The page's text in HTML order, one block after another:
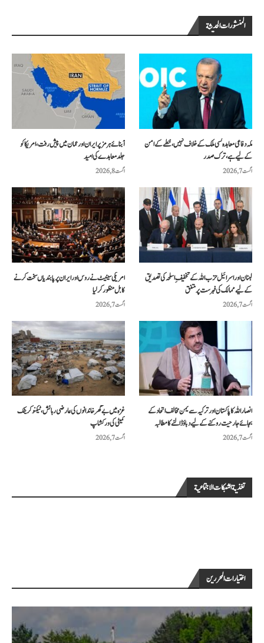
المنشورات الحديثة
آبنائے ہرمز پر ایران اور عمان میں پیش رفت، امریکا کو
جلد معاہدے کی امید
اگست 8, 2026
مکہ دفاعی معاہدہ کسی ملک کے خلاف نہیں، خطے کے امن
کے لیے ہے، ترک صدر
اگست 7, 2026
امریکی سینیٹ نے روس اور ایران پر پابندیاں سخت کرنے
کا بل منظور کرلیا
اگست 7, 2026
لبنان اور اسرائیل حزب اللہ کے تخفیفِ اسلحہ کی تصدیق
کے لیے ممالک کی فہرست پر متفق
اگست 7, 2026
غزہ میں بے گھر خاندانوں کی عارضی رہائش، ٹیکنو کریٹک
کمیٹی کی ورکشاپ
اگست 7, 2026
انصار اللہ کا پاکستان اور ترکیہ سے یمن مخالف اتحاد کے
بجائے جارحیت روکنے کے لیے دباؤ ڈالنے کا مطالبہ
اگست 7, 2026
تغذية الشبكات الاجتماعية
اختيارات المحررين